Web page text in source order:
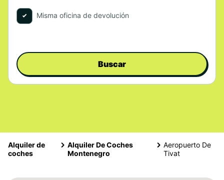
Misma oficina de devolución
Buscar
Alquiler de
coches
Alquiler De Coches
Montenegro
Aeropuerto De
Tivat